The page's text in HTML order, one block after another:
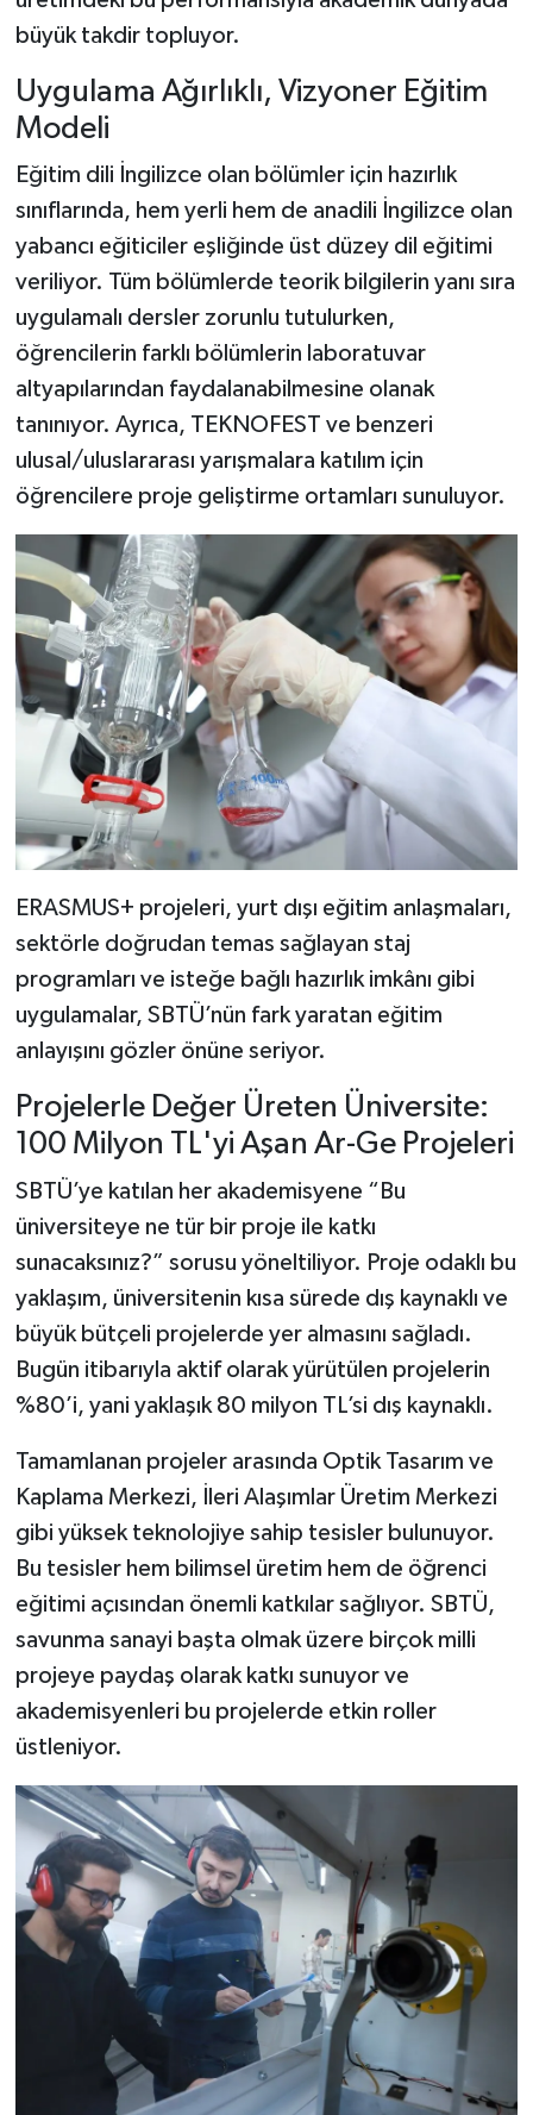
büyük takdir topluyor.
Uygulama Ağırlıklı, Vizyoner Eğitim
Modeli
Eğitim dili İngilizce olan bölümler için hazırlık
sınıflarında, hem yerli hem de anadili İngilizce olan
yabancı eğiticiler eşliğinde üst düzey dil eğitimi
veriliyor. Tüm bölümlerde teorik bilgilerin yanı sıra
uygulamalı dersler zorunlu tutulurken,
öğrencilerin farklı bölümlerin laboratuvar
altyapılarından faydalanabilmesine olanak
tanınıyor. Ayrıca, TEKNOFEST ve benzeri
ulusal/uluslararası yarışmalara katılım için
öğrencilere proje geliştirme ortamları sunuluyor.
ERASMUS+ projeleri, yurt dışı eğitim anlaşmaları,
sektörle doğrudan temas sağlayan staj
programları ve isteğe bağlı hazırlık imkânı gibi
uygulamalar, SBTÜ’nün fark yaratan eğitim
anlayışını gözler önüne seriyor.
Projelerle Değer Üreten Üniversite:
100 Milyon TL'yi Aşan Ar-Ge Projeleri
SBTÜ’ye katılan her akademisyene “Bu
üniversiteye ne tür bir proje ile katkı
sunacaksınız?” sorusu yöneltiliyor. Proje odaklı bu
yaklaşım, üniversitenin kısa sürede dış kaynaklı ve
büyük bütçeli projelerde yer almasını sağladı.
Bugün itibarıyla aktif olarak yürütülen projelerin
%80’i, yani yaklaşık 80 milyon TL’si dış kaynaklı.
Tamamlanan projeler arasında Optik Tasarım ve
Kaplama Merkezi, İleri Alaşımlar Üretim Merkezi
gibi yüksek teknolojiye sahip tesisler bulunuyor.
Bu tesisler hem bilimsel üretim hem de öğrenci
eğitimi açısından önemli katkılar sağlıyor. SBTÜ,
savunma sanayi başta olmak üzere birçok milli
projeye paydaş olarak katkı sunuyor ve
akademisyenleri bu projelerde etkin roller
üstleniyor.